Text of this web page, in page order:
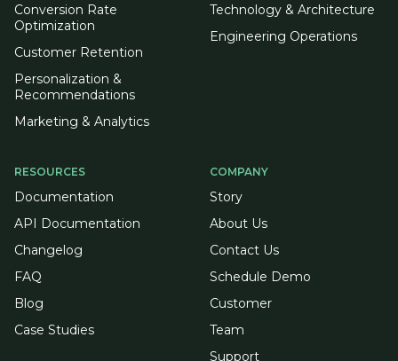
Conversion Rate
Optimization
Customer Retention
Personalization &
Recommendations
Marketing & Analytics
Technology & Architecture
Engineering Operations
RESOURCES
Documentation
API Documentation
Changelog
FAQ
Blog
Case Studies
COMPANY
Story
About Us
Contact Us
Schedule Demo
Customer
Team
Support